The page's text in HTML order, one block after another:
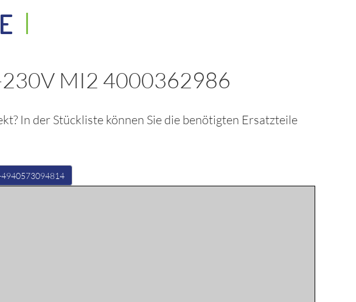
MI2 4000362986
In der Stückliste können Sie die benötigten Ersatzteile